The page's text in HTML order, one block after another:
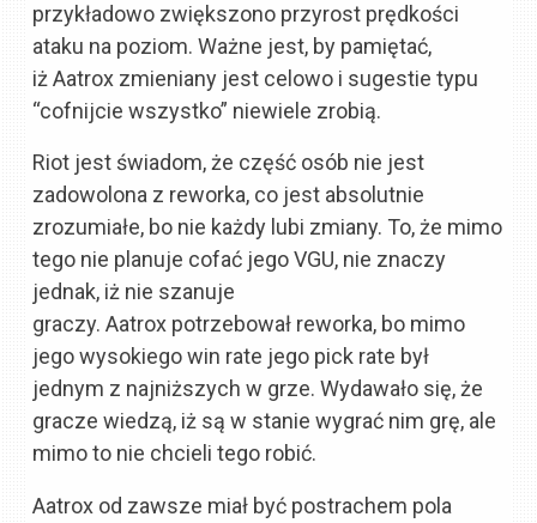
przykładowo zwiększono przyrost prędkości
ataku na poziom. Ważne jest, by pamiętać,
iż Aatrox zmieniany jest celowo i sugestie typu
“cofnijcie wszystko” niewiele zrobią.
Riot jest świadom, że część osób nie jest
zadowolona z reworka, co jest absolutnie
zrozumiałe, bo nie każdy lubi zmiany. To, że mimo
tego nie planuje cofać jego VGU, nie znaczy
jednak, iż nie szanuje
graczy. Aatrox potrzebował reworka, bo mimo
jego wysokiego win rate jego pick rate był
jednym z najniższych w grze. Wydawało się, że
gracze wiedzą, iż są w stanie wygrać nim grę, ale
mimo to nie chcieli tego robić.
Aatrox od zawsze miał być postrachem pola